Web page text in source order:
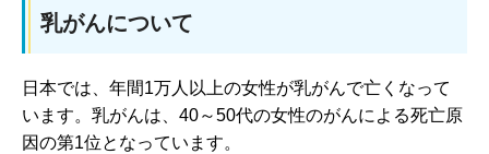
乳がんについて
日本では、年間1万人以上の女性が乳がんで亡くなって
います。乳がんは、40～50代の女性のがんによる死亡原
因の第1位となっています。